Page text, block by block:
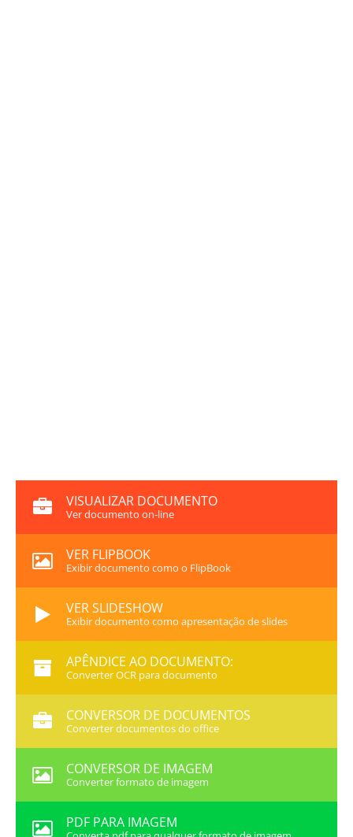
VISUALIZAR DOCUMENTO
Ver documento on-line
VER FLIPBOOK
Exibir documento como o FlipBook
VER SLIDESHOW
Exibir documento como apresentação de slides
APÊNDICE AO DOCUMENTO:
Converter OCR para documento
CONVERSOR DE DOCUMENTOS
Converter documentos do office
CONVERSOR DE IMAGEM
Converter formato de imagem
PDF PARA IMAGEM